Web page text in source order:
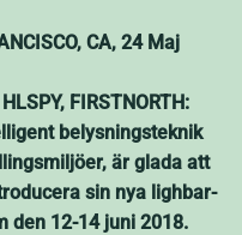
CA, 24 Maj
FIRSTNORTH:
belysningsteknik
är glada att
sin nya lighbar-
den 12-14 juni 2018.